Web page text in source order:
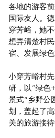
各地的游客
国际友人。
穿芳峪，她
想弄清楚村
宿、发展绿
小穿芳峪村
研，以“绿色
景式“乡野公
划，盖起了
关的旅游接待